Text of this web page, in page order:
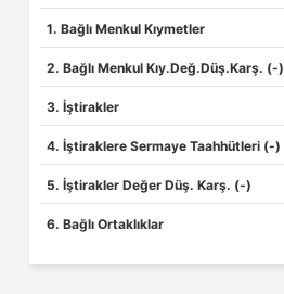
1. Bağlı Menkul Kıymetler
2. Bağlı Menkul Kıy.Değ.Düş.Karş. (-)
3. İştirakler
4. İştiraklere Sermaye Taahhütleri (-)
5. İştirakler Değer Düş. Karş. (-)
6. Bağlı Ortaklıklar